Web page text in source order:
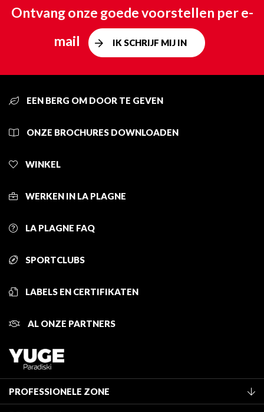
Ontvang onze goede voorstellen per e-
mail
IK SCHRIJF MIJ IN
EEN BERG OM DOOR TE GEVEN
ONZE BROCHURES DOWNLOADEN
WINKEL
WERKEN IN LA PLAGNE
LA PLAGNE FAQ
SPORTCLUBS
LABELS EN CERTIFIKATEN
AL ONZE PARTNERS
PROFESSIONELE ZONE